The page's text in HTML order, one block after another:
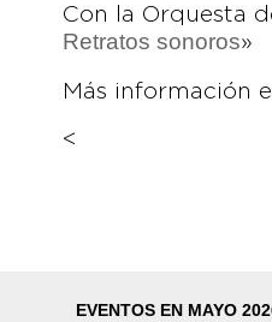
Con la Orquesta
Retratos sonoros»
Más información
<
EVENTOS EN MAYO